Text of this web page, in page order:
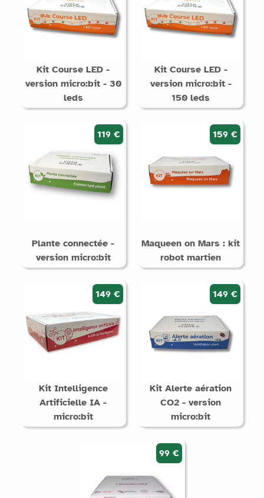
Kit Course LED -
version micro:bit - 30
leds
Kit Course LED -
version micro:bit -
150 leds
119 €
Plante connectée -
version micro:bit
159 €
Maqueen on Mars : kit
robot martien
149 €
Kit Intelligence
Artificielle IA -
micro:bit
149 €
Kit Alerte aération
CO2 - version
micro:bit
99 €